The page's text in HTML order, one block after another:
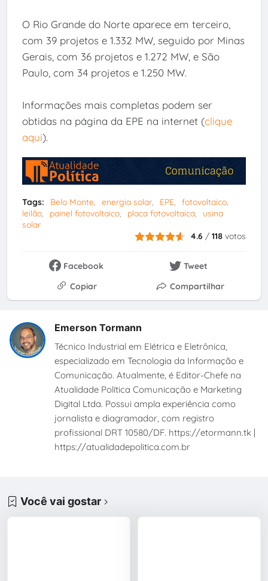
O Rio Grande do Norte aparece em terceiro,
com 39 projetos e 1.332 MW, seguido por Minas
Gerais, com 36 projetos e 1.272 MW, e São
Paulo, com 34 projetos e 1.250 MW.
Informações mais completas podem ser
obtidas na página da EPE na internet (clique
aqui).
Tags: Belo Monte energia solar EPE
fotovoltaico
leilão
painel fotovoltaico placa fotovoltaica
usina
solar
4.6 /118 votos
Facebook
Tweet
Copiar
Compartilhar
Emerson Tormann
Técnico Industrial em Elétrica e Eletrônica,
especializado em Tecnologia da Informação e
Comunicação. Atualmente, é Editor-Chefe na
Atualidade Política Comunicação e Marketing
Digital Ltda. Possui ampla experiência como
jornalista e diagramador, com registro
profissional DRT 10580/DF. https://etormann.tk |
https://atualidadepolitica.com.br
Você vai gostar